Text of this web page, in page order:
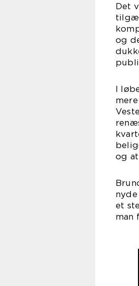
Det
og
I
og
et
man